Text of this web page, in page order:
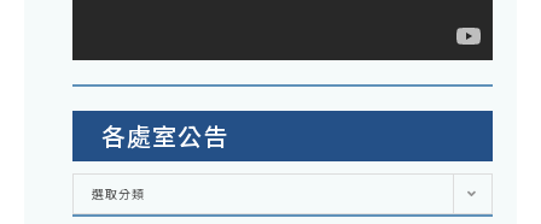
各處室公告
各
室
選取分類